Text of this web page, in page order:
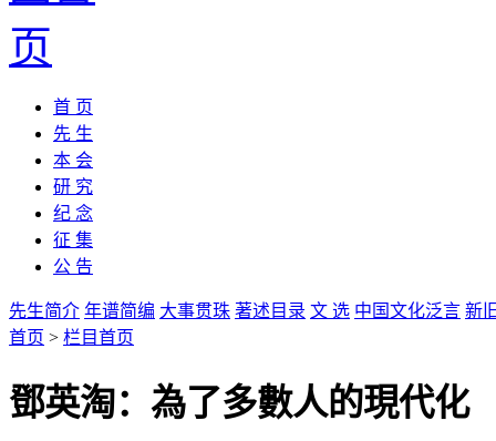
首 页
先 生
本 会
研 究
纪 念
征 集
公 告
先生简介 年谱简编 大事贯珠 著述目录 文 选 中国文化泛言 新
首页 > 栏目首页
鄧英淘：為了多數人的現代化